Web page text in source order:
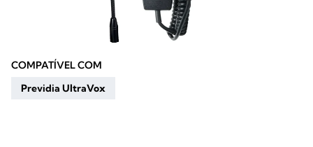
COMPATÍVEL COM
Previdia UltraVox